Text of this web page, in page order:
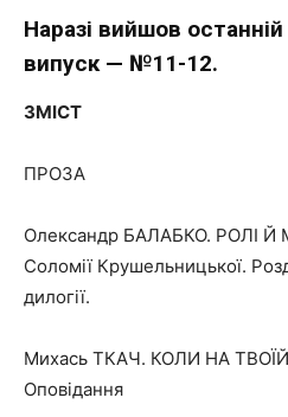
Наразі вийшов
випуск — №11-12.
ЗМІСТ
ПРОЗА
Олександр БАЛАБКО. РОЛІ Й
Соломії Крушельницької.
дилогії.
Михась ТКАЧ. КОЛИ НА
Оповідання